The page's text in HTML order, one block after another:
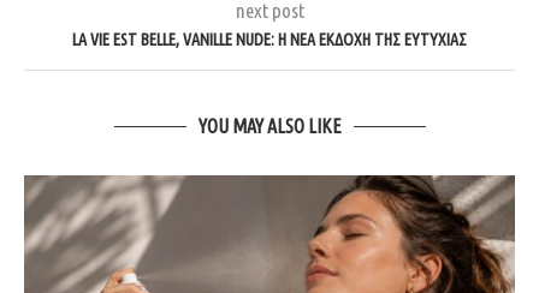
next post
LA VIE EST BELLE, VANILLE NUDE: Η ΝΈΑ ΕΚΔΟΧΉ ΤΗΣ ΕΥΤΥΧΊΑΣ
YOU MAY ALSO LIKE